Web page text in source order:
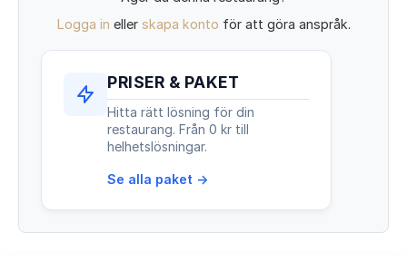
Logga in eller skapa konto för att göra anspråk.
PRISER & PAKET
Hitta rätt lösning för din
restaurang. Från 0 kr till
helhetslösningar.
Se alla paket →